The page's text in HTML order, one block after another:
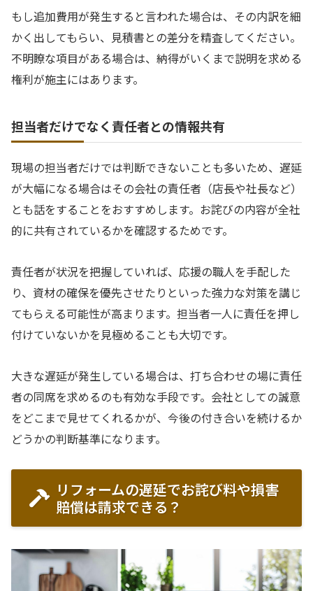
もし追加費用が発生すると言われた場合は、その内訳を細
かく出してもらい、見積書との差分を精査してください。
不明瞭な項目がある場合は、納得がいくまで説明を求める
権利が施主にはあります。
担当者だけでなく責任者との情報共有
現場の担当者だけでは判断できないことも多いため、遅延
が大幅になる場合はその会社の責任者（店長や社長など）
とも話をすることをおすすめします。お詫びの内容が全社
的に共有されているかを確認するためです。
責任者が状況を把握していれば、応援の職人を手配した
り、資材の確保を優先させたりといった強力な対策を講じ
てもらえる可能性が高まります。担当者一人に責任を押し
付けていないかを見極めることも大切です。
大きな遅延が発生している場合は、打ち合わせの場に責任
者の同席を求めるのも有効な手段です。会社としての誠意
をどこまで見せてくれるかが、今後の付き合いを続けるか
どうかの判断基準になります。
リフォームの遅延でお詫び料や損害
賠償は請求できる？